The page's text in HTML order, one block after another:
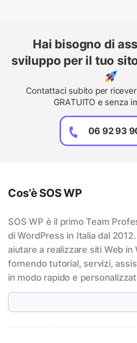
Hai bisogno di
sviluppo per il tuo
Contattaci subito per
GRATUITO e senza
06 92 93
Cos’è SOS WP
SOS WP è il primo Team
di WordPress in Italia dal
aiutare a realizzare siti Web in
fornendo tutorial, servizi,
in modo rapido e